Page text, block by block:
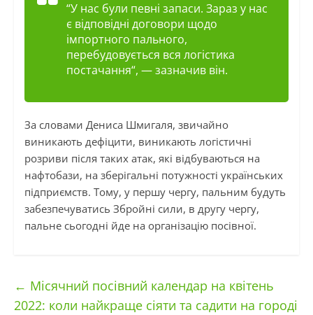
“У нас були певні запаси. Зараз у нас
є відповідні договори щодо
імпортного пального,
перебудовується вся логістика
постачання“, — зазначив він.
За словами Дениса Шмигаля, звичайно
виникають дефіцити, виникають логістичні
розриви після таких атак, які відбуваються на
нафтобази, на зберігальні потужності українських
підприємств. Тому, у першу чергу, пальним будуть
забезпечуватись Збройні сили, в другу чергу,
пальне сьогодні йде на організацію посівної.
← Місячний посівний календар на квітень
2022: коли найкраще сіяти та садити на городі